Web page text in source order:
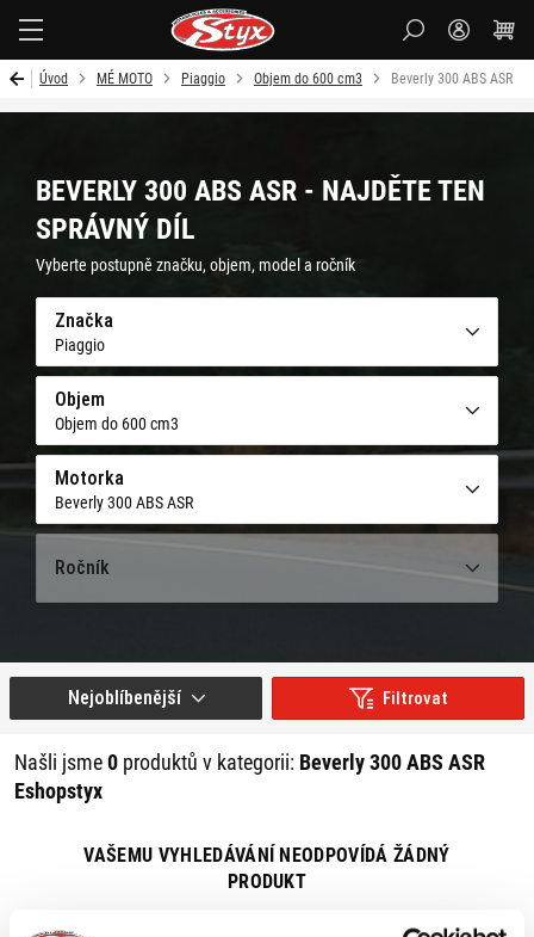
Úvod MÉ MOTO Piaggio Objem do 600 cm3 Beverly 300 ABS ASR
BEVERLY 300 ABS ASR - NAJDĚTE TEN
SPRÁVNÝ DÍL
Vyberte postupně značku, objem, model a ročník
Značka
Piaggio
Objem
Objem do 600 cm3
Motorka
Beverly 300 ABS ASR
Ročník
Filtrovat
Našli jsme0 produktů v kategorii: Beverly 300 ABS ASR
Eshopstyx
Nejoblíbenější
VAŠEMU VYHLEDÁVÁNÍ NEODPOVÍDÁ ŽÁDNÝ
PRODUKT